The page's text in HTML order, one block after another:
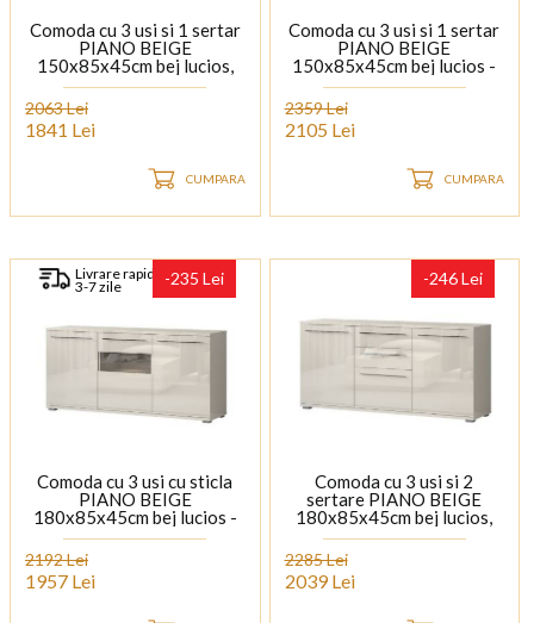
Comoda cu 3 usi si 1 sertar
PIANO BEIGE
150x85x45cm bej lucios,
manere si picioare crom
2063 Lei
1841 Lei
CUMPARA
Comoda cu 3 usi si 1 sertar
PIANO BEIGE
150x85x45cm bej lucios -
sticla, manere si picioare
2359 Lei
2105 Lei
CUMPARA
Livrare rapida
3-7 zile -235 Lei
Comoda cu 3 usi cu sticla
PIANO BEIGE
180x85x45cm bej lucios -
sticla, manere si picioare
2192 Lei
1957 Lei
-246 Lei
Comoda cu 3 usi si 2
sertare PIANO BEIGE
180x85x45cm bej lucios,
manere si picioare crom
2285 Lei
2039 Lei